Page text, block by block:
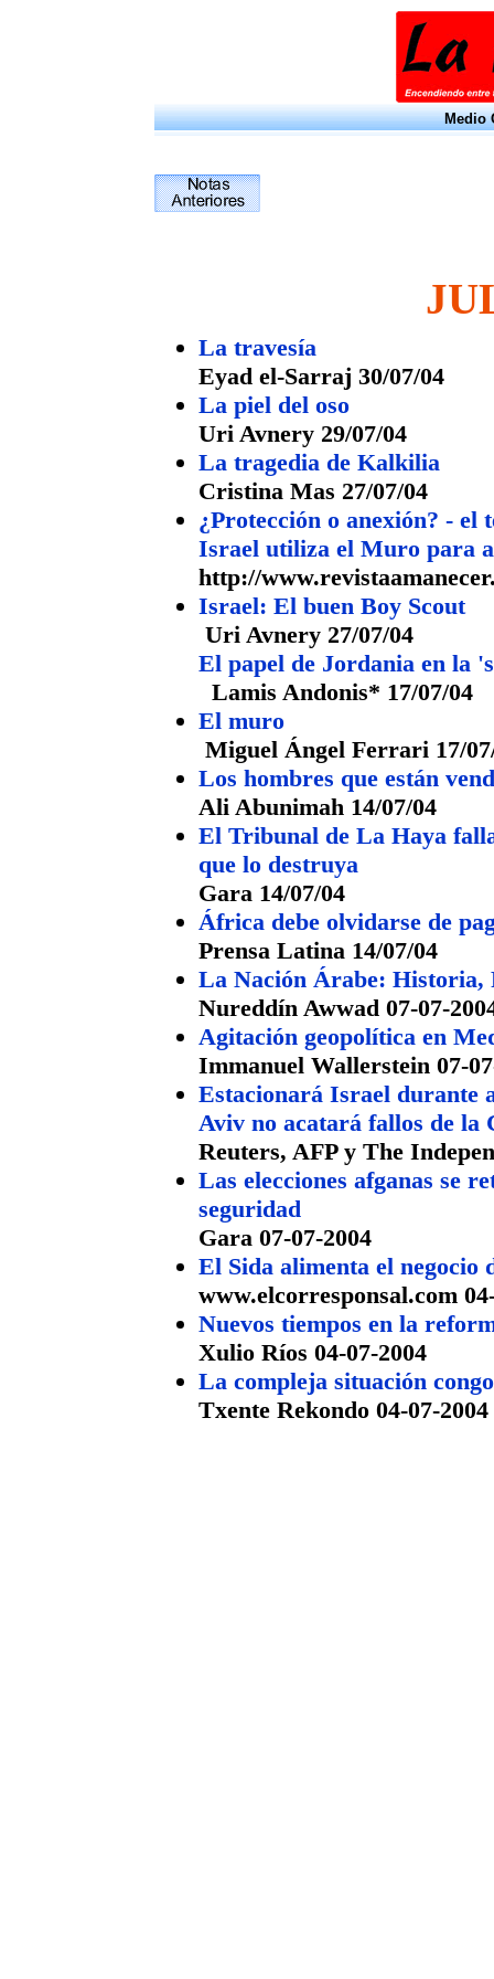
Medio
La travesía
Eyad el-Sarraj 30/07/04
La piel del oso
Uri Avnery 29/07/04
La tragedia de Kalkilia
Cristina Mas 27/07/04
¿Protección o anexión? -
Israel utiliza el Muro para
http://
Israel: El buen Boy Scout
Uri Avnery 27/07/04
El papel de Jordania en la
Lamis Andonis* 17/07/04
El muro
Miguel Ángel Ferrari 17/
Los hombres que están
Ali Abunimah 14/07/04
El Tribunal de La Haya
que lo destruya
Gara 14/07/04
África debe olvidarse de
Prensa Latina 14/07/04
La Nación Árabe: Historia,
Nureddín Awwad 07-07-
Agitación geopolítica en
Immanuel Wallerstein 07-
Estacionará Israel durante
Aviv no acatará fallos de la
Reuters, AFP y The
Las elecciones afganas se
seguridad
Gara 07-07-2004
El Sida alimenta el negocio
www.elcorresponsal.com
Nuevos tiempos en la
Xulio Ríos 04-07-2004
La compleja situación
Txente Rekondo 04-07-2004